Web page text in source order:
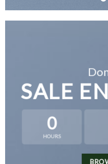
SALE
0
HOURS